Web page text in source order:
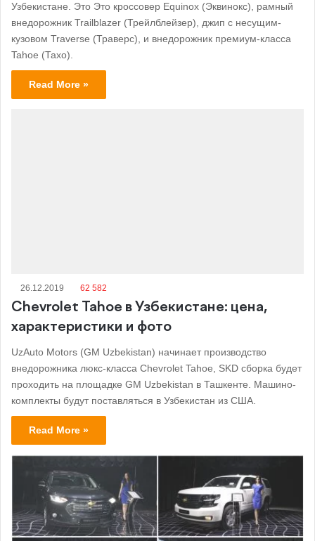
Узбекистане. Это Это кроссовер Equinox (Эквинокс), рамный
внедорожник Trailblazer (Трейлблейзер), джип с несущим-
кузовом Traverse (Траверс), и внедорожник премиум-класса
Tahoe (Тахо).
Read More »
26.12.2019 62 582
Chevrolet Tahoe в Узбекистане: цена,
характеристики и фото
UzAuto Motors (GM Uzbekistan) начинает производство
внедорожника люкс-класса Chevrolet Tahoe, SKD сборка будет
проходить на площадке GM Uzbekistan в Ташкенте. Машино-
комплекты будут поставляться в Узбекистан из США.
Read More »